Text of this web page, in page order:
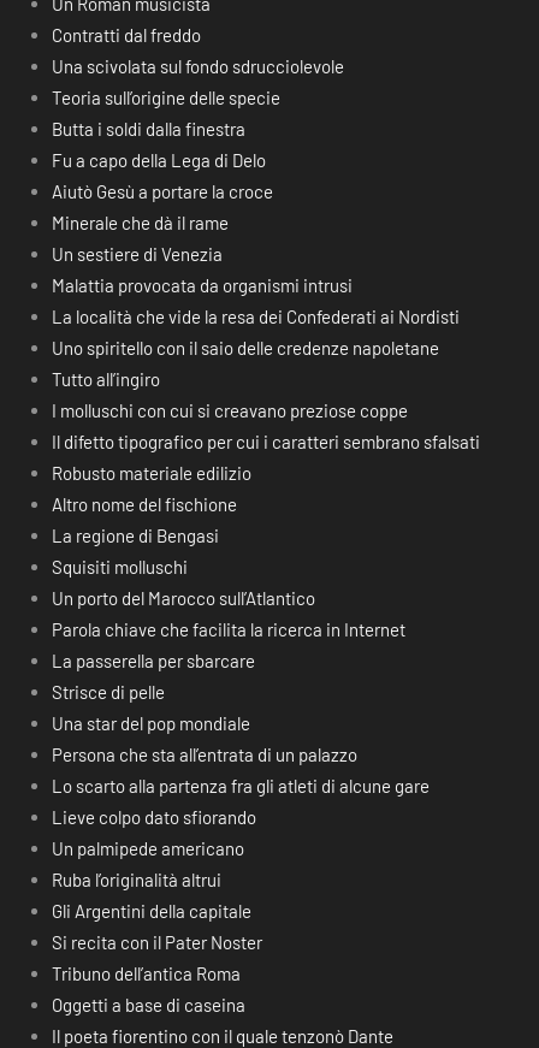
Contratti dal freddo
Una scivolata sul fondo sdrucciolevole
Teoria sull’origine delle specie
Butta i soldi dalla finestra
Fu a capo della Lega di Delo
Aiutò Gesù a portare la croce
Minerale che dà il rame
Un sestiere di Venezia
Malattia provocata da organismi intrusi
La località che vide la resa dei Confederati ai Nordisti
Uno spiritello con il saio delle credenze napoletane
Tutto all’ingiro
I molluschi con cui si creavano preziose coppe
Il difetto tipografico per cui i caratteri sembrano sfalsati
Robusto materiale edilizio
Altro nome del fischione
La regione di Bengasi
Squisiti molluschi
Un porto del Marocco sull’Atlantico
Parola chiave che facilita la ricerca in Internet
La passerella per sbarcare
Strisce di pelle
Una star del pop mondiale
Persona che sta all’entrata di un palazzo
Lo scarto alla partenza fra gli atleti di alcune gare
Lieve colpo dato sfiorando
Un palmipede americano
Ruba l’originalità altrui
Gli Argentini della capitale
Si recita con il Pater Noster
Tribuno dell’antica Roma
Oggetti a base di caseina
Il poeta fiorentino con il quale tenzonò Dante